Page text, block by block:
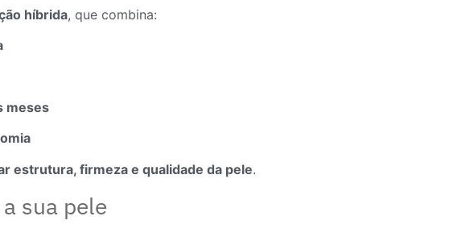
híbrida, que combina:
meses
estrutura, firmeza e qualidade da pele.
sua pele